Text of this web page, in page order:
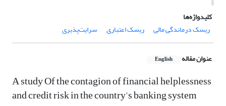
کلیدواژه‌ها
ریسک درماندگی مالی
ریسک اعتباری سرایت‌پذیری
عنوان مقاله English
A study Of the contagion of financial helplessness
and credit risk in the country's banking system